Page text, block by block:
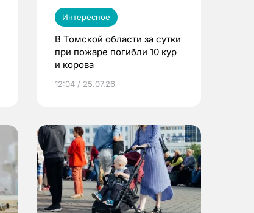
Интересное
В Томской области за сутки
при пожаре погибли 10 кур
и корова
12:04 / 25.07.26